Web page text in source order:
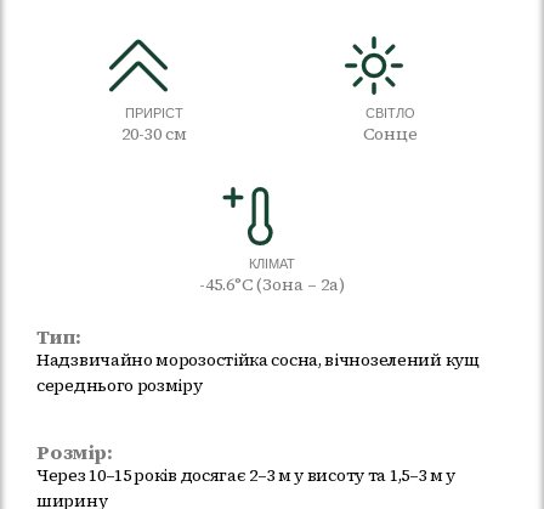
ПРИРІСТ
20-30 см
СВІТЛО
Сонце
КЛІМАТ
-45.6°C (Зона – 2а)
Тип:
Надзвичайно морозостійка сосна, вічнозелений кущ
середнього розміру
Розмір:
Через 10–15 років досягає 2–3 м у висоту та 1,5–3 м у
ширину